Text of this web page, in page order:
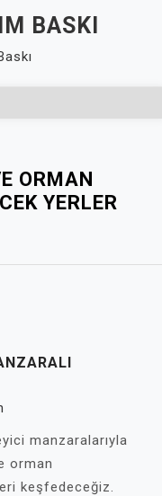
BASKI
ORMAN
YERLER
manzaralarıyla
orman
keşfedeceğiz.